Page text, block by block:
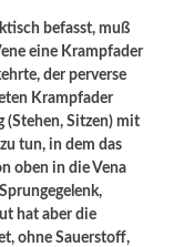
befasst, muß
eine Krampfader
der perverse
Krampfader
(Stehen, Sitzen) mit
tun, in dem das
oben in die Vena
hat aber die
ohne Sauerstoff,